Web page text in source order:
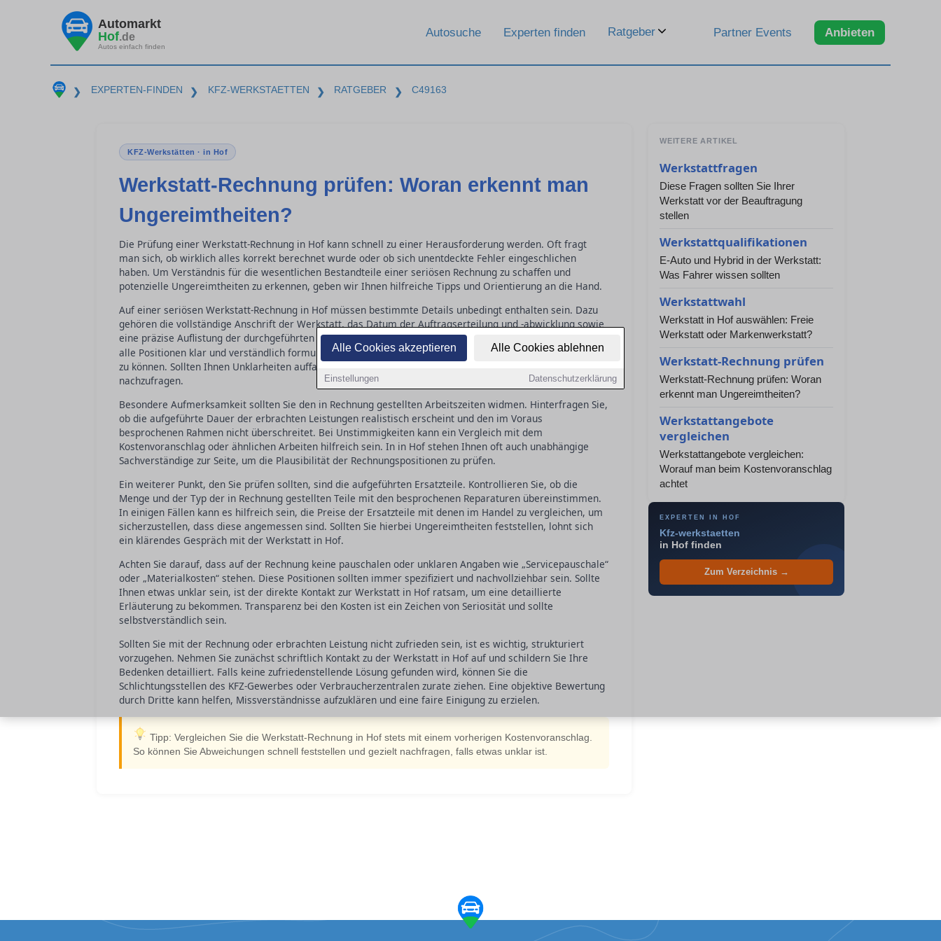
Alle Cookies akzeptieren Alle Cookies ablehnen
Einstellungen Datenschutzerklärung
Automarkt
Hof.de
Autos einfach finden
Autosuche Experten finden Ratgeber Partner Events Anbieten
❯ EXPERTEN-FINDEN ❯ KFZ-WERKSTAETTEN ❯ RATGEBER ❯ C49163
KFZ-Werkstätten · in Hof
Werkstatt-Rechnung prüfen: Woran erkennt man
Ungereimtheiten?
Die Prüfung einer Werkstatt-Rechnung in Hof kann schnell zu einer Herausforderung werden. Oft fragt
man sich, ob wirklich alles korrekt berechnet wurde oder ob sich unentdeckte Fehler eingeschlichen
haben. Um Verständnis für die wesentlichen Bestandteile einer seriösen Rechnung zu schaffen und
potenzielle Ungereimtheiten zu erkennen, geben wir Ihnen hilfreiche Tipps und Orientierung an die Hand.
Auf einer seriösen Werkstatt-Rechnung in Hof müssen bestimmte Details unbedingt enthalten sein. Dazu
gehören die vollständige Anschrift der Werkstatt, das Datum der Auftragserteilung und -abwicklung sowie
eine präzise Auflistung der durchgeführten Arbeiten und verwendeten Ersatzteile
alle Positionen klar und verständlich formuliert sind, um mögliche Ungereimtheiten schnell identifizieren
zu können. Sollten Ihnen Unklarheiten auffallen, zögern Sie nicht, direkt in der Werkstatt in Hof
nachzufragen.
Besondere Aufmerksamkeit sollten Sie den in Rechnung gestellten Arbeitszeiten widmen. Hinterfragen Sie,
ob die aufgeführte Dauer der erbrachten Leistungen realistisch erscheint und den im Voraus
besprochenen Rahmen nicht überschreitet. Bei Unstimmigkeiten kann ein Vergleich mit dem
Kostenvoranschlag oder ähnlichen Arbeiten hilfreich sein. In in Hof stehen Ihnen oft auch unabhängige
Sachverständige zur Seite, um die Plausibilität der Rechnungspositionen zu prüfen.
Ein weiterer Punkt, den Sie prüfen sollten, sind die aufgeführten Ersatzteile. Kontrollieren Sie, ob die
Menge und der Typ der in Rechnung gestellten Teile mit den besprochenen Reparaturen übereinstimmen.
In einigen Fällen kann es hilfreich sein, die Preise der Ersatzteile mit denen im Handel zu vergleichen, um
sicherzustellen, dass diese angemessen sind. Sollten Sie hierbei Ungereimtheiten feststellen, lohnt sich
ein klärendes Gespräch mit der Werkstatt in Hof.
Achten Sie darauf, dass auf der Rechnung keine pauschalen oder unklaren Angaben wie „Servicepauschale“
oder „Materialkosten“ stehen. Diese Positionen sollten immer spezifiziert und nachvollziehbar sein. Sollte
Ihnen etwas unklar sein, ist der direkte Kontakt zur Werkstatt in Hof ratsam, um eine detaillierte
Erläuterung zu bekommen. Transparenz bei den Kosten ist ein Zeichen von Seriosität und sollte
selbstverständlich sein.
Sollten Sie mit der Rechnung oder erbrachten Leistung nicht zufrieden sein, ist es wichtig, strukturiert
vorzugehen. Nehmen Sie zunächst schriftlich Kontakt zu der Werkstatt in Hof auf und schildern Sie Ihre
Bedenken detailliert. Falls keine zufriedenstellende Lösung gefunden wird, können Sie die
Schlichtungsstellen des KFZ-Gewerbes oder Verbraucherzentralen zurate ziehen. Eine objektive Bewertung
durch Dritte kann helfen, Missverständnisse aufzuklären und eine faire Einigung zu erzielen.
Tipp: Vergleichen Sie die Werkstatt-Rechnung in Hof stets mit einem vorherigen Kostenvoranschlag.
So können Sie Abweichungen schnell feststellen und gezielt nachfragen, falls etwas unklar ist.
WEITERE ARTIKEL
Werkstattfragen
Diese Fragen sollten Sie Ihrer
Werkstatt vor der Beauftragung
stellen
Werkstattqualifikationen
E-Auto und Hybrid in der Werkstatt:
Was Fahrer wissen sollten
Werkstattwahl
Werkstatt in Hof auswählen: Freie
Werkstatt oder Markenwerkstatt?
Werkstatt-Rechnung prüfen
Werkstatt-Rechnung prüfen: Woran
erkennt man Ungereimtheiten?
Werkstattangebote
vergleichen
Werkstattangebote vergleichen:
Worauf man beim Kostenvoranschlag
achtet
EXPERTEN IN HOF
Kfz-werkstaetten
in Hof finden
Zum Verzeichnis →